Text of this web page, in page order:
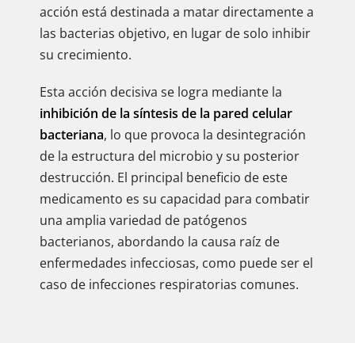
acción está destinada a matar directamente a
las bacterias objetivo, en lugar de solo inhibir
su crecimiento.
Esta acción decisiva se logra mediante la
inhibición de la síntesis de la pared celular
bacteriana, lo que provoca la desintegración
de la estructura del microbio y su posterior
destrucción. El principal beneficio de este
medicamento es su capacidad para combatir
una amplia variedad de patógenos
bacterianos, abordando la causa raíz de
enfermedades infecciosas, como puede ser el
caso de infecciones respiratorias comunes.